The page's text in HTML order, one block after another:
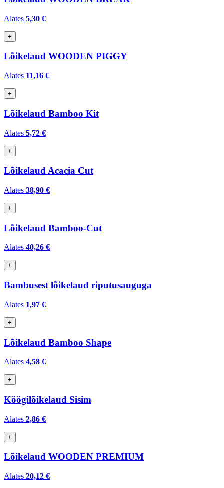
Alates 5,30 €
+
Lõikelaud WOODEN PIGGY
Alates 11,16 €
+
Lõikelaud Bamboo Kit
Alates 5,72 €
+
Lõikelaud Acacia Cut
Alates 38,90 €
+
Lõikelaud Bamboo-Cut
Alates 40,26 €
+
Bambusest lõikelaud riputusauguga
Alates 1,97 €
+
Lõikelaud Bamboo Shape
Alates 4,58 €
+
Köögilõikelaud Sisim
Alates 2,86 €
+
Lõikelaud WOODEN PREMIUM
Alates 20,12 €